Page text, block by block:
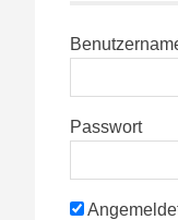
Passwort